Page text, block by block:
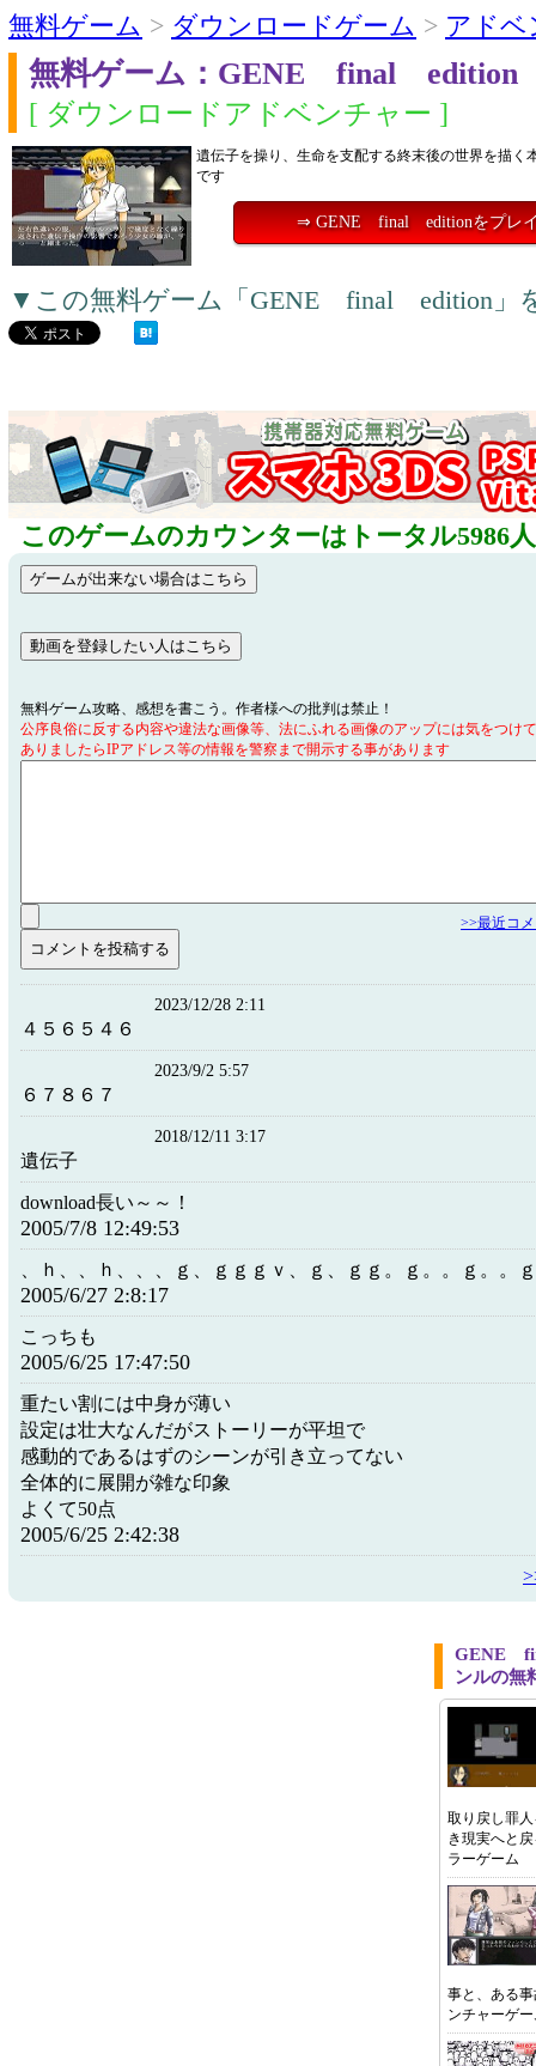
無料ゲーム > ダウンロードゲーム > アドベ
無料ゲーム：GENE final edition
[ ダウンロードアドベンチャー ]
遺伝子を操り、生命を支配する終末後の世界を描く
です
⇒ GENE final editionをプレ
▼この無料ゲーム「GENE final edition」
このゲームのカウンターはトータル5986
無料ゲーム攻略、感想を書こう。作者様への批判は禁止！
公序良俗に反する内容や違法な画像等、法にふれる画像のアップには気をつけ
ありましたらIPアドレス等の情報を警察まで開示する事があります
>>最近コ
2023/12/28 2:11
４５６５４６
2023/9/2 5:57
６７８６７
2018/12/11 3:17
遺伝子
download長い～～！
2005/7/8 12:49:53
、ｈ、、ｈ、、、ｇ、ｇｇｇｖ、ｇ、ｇｇ。ｇ。。ｇ。。
2005/6/27 2:8:17
こっちも
2005/6/25 17:47:50
重たい割には中身が薄い
設定は壮大なんだがストーリーが平坦で
感動的であるはずのシーンが引き立ってない
全体的に展開が雑な印象
よくて50点
2005/6/25 2:42:38
GENE
ンルの無
取り戻し罪
き現実へと
ラーゲーム
事と、ある
ンチャーゲ